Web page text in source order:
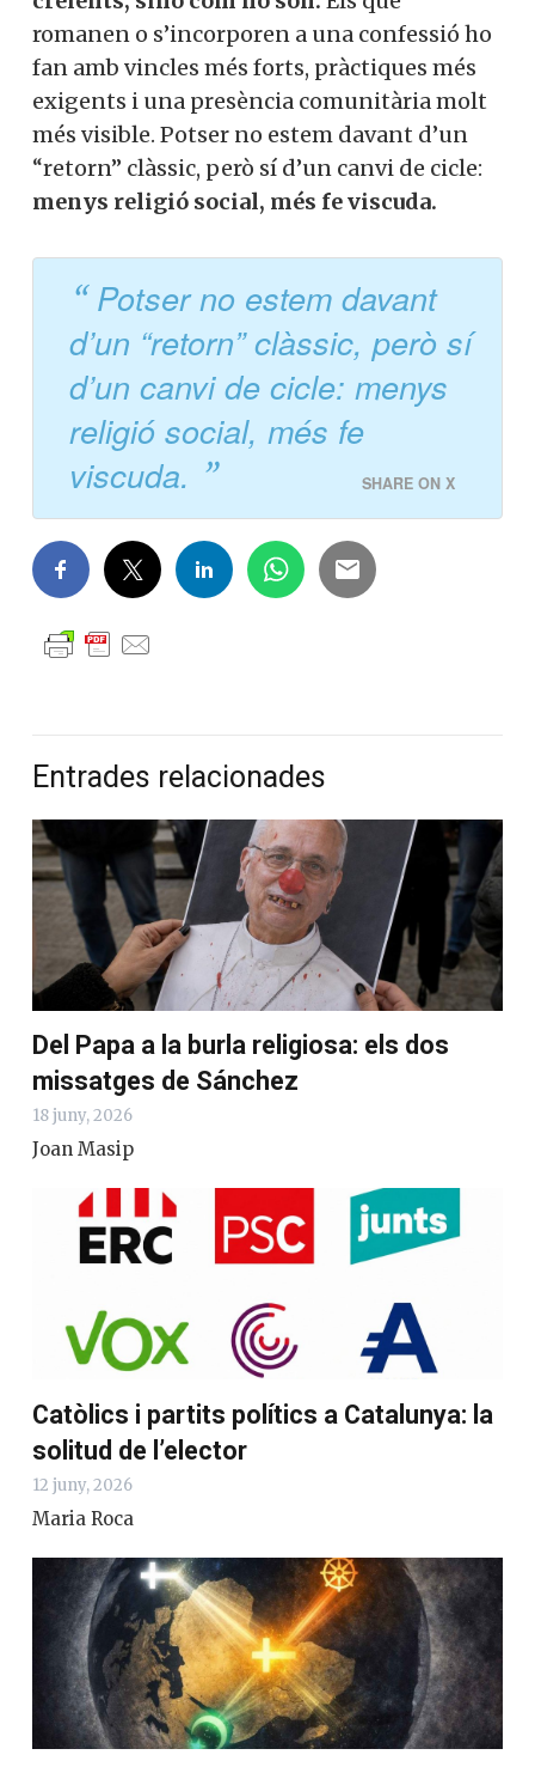
romanen o s’incorporen a una confessió ho
fan amb vincles més forts, pràctiques més
exigents i una presència comunitària molt
més visible. Potser no estem davant d’un
“retorn” clàssic, però sí d’un canvi de cicle:
menys religió social, més fe viscuda.
Potser no estem davant
d’un “retorn” clàssic, però sí
d’un canvi de cicle: menys
religió social, més fe
viscuda.
SHARE ON X
Entrades relacionades
Del Papa a la burla religiosa: els dos
missatges de Sánchez
18 juny, 2026
Joan Masip
Catòlics i partits polítics a Catalunya: la
solitud de l’elector
12 juny, 2026
Maria Roca